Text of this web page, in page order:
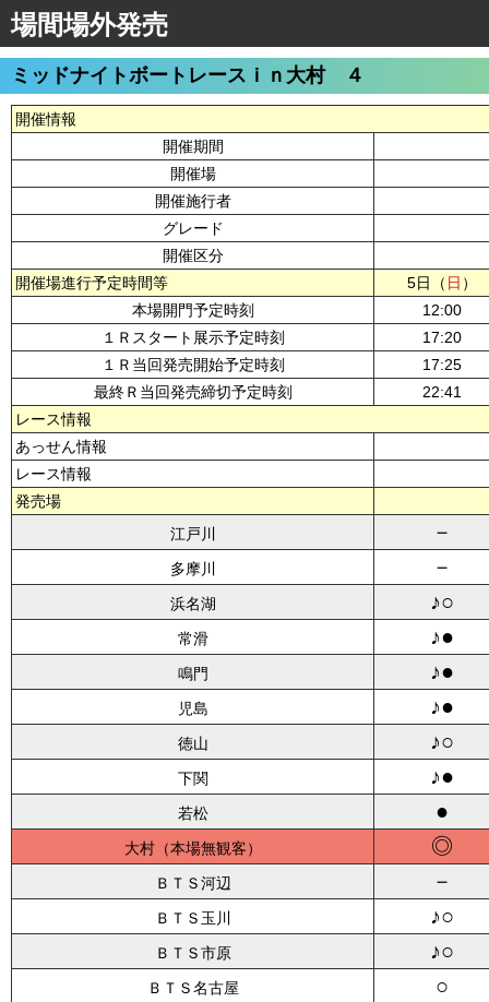
場間場外発売
ミッドナイトボートレースｉｎ大村 ４
開催情報
開催期間
開催場
開催施行者
グレード
開催区分
開催場進行予定時間等
5日（ 日 ）
本場開門予定時刻
12:00
１Ｒスタート展示予定時刻
17:20
１Ｒ当回発売開始予定時刻
17:25
最終Ｒ当回発売締切予定時刻
22:41
レース情報
あっせん情報
レース情報
発売場
江戸川
－
多摩川 －
浜名湖 ♪○
常滑 ♪●
鳴門 ♪●
児島 ♪●
徳山 ♪○
下関 ♪●
若松 ●
大村 ◎
ＢＴＳ河辺 －
ＢＴＳ玉川 ♪○
ＢＴＳ市原 ♪○
ＢＴＳ名古屋 ○